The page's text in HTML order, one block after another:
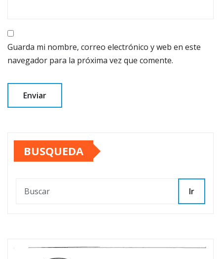
Guarda mi nombre, correo electrónico y web en este
navegador para la próxima vez que comente.
BUSQUEDA
Ir